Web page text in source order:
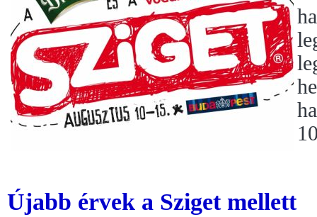
Újabb érvek a Sziget mellett